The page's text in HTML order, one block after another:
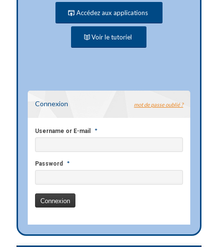
Accédez aux applications
Voir le tutoriel
Connexion mot de passe oublié ?
Username or E-mail *
Password *